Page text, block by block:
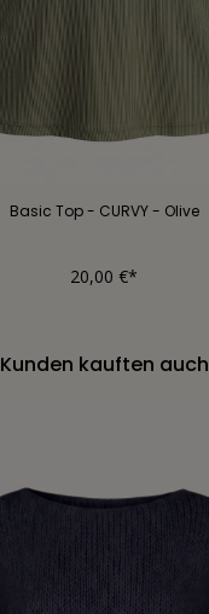
Basic Top - CURVY - Olive
20,00 €*
Kunden kauften auch